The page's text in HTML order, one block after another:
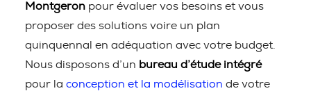
Montgeron pour évaluer vos besoins et vous
proposer des solutions voire un plan
quinquennal en adéquation avec votre budget.
Nous disposons d’un bureau d’étude intégré
pour la conception et la modélisation de votre